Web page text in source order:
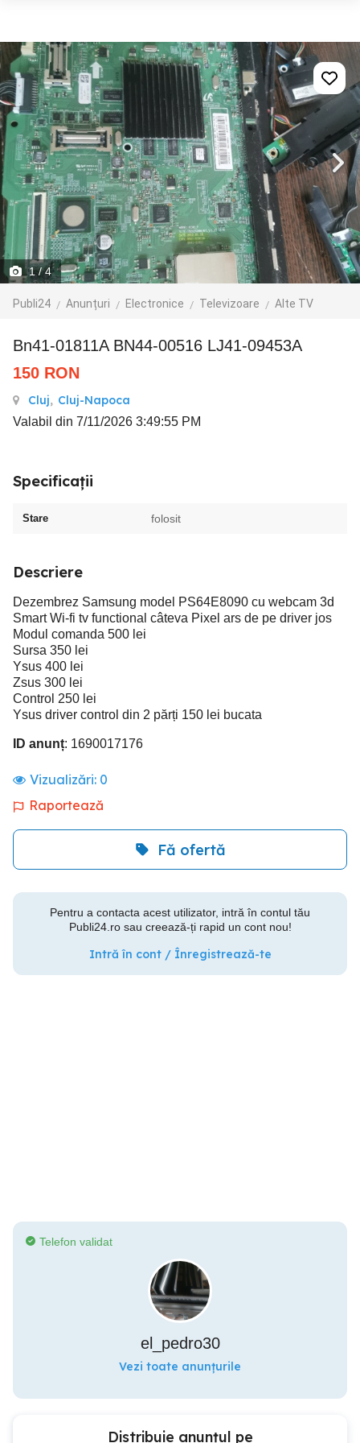
1/ 4
Publi24 Anunțuri Electronice Televizoare Alte TV
Bn41-01811A BN44-00516 LJ41-09453A
150 RON
Cluj, Cluj-Napoca
Valabil din 7/11/2026 3:49:55 PM
Specificații
Stare folosit
Descriere
Dezembrez Samsung model PS64E8090 cu webcam 3d
Smart Wi-fi tv functional câteva Pixel ars de pe driver jos
Modul comanda 500 lei
Sursa 350 lei
Ysus 400 lei
Zsus 300 lei
Control 250 lei
Ysus driver control din 2 părți 150 lei bucata
ID anunț: 1690017176
Vizualizări: 0
Raportează
Fă ofertă
Pentru a contacta acest utilizator, intră în contul tău
Publi24.ro sau creează-ți rapid un cont nou!
Intră în cont / Înregistrează-te
Telefon validat
el_pedro30
Vezi toate anunțurile
Distribuie anunțul pe